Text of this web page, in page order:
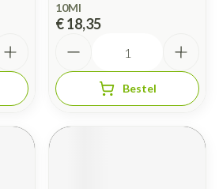
10Ml
€ 18,35
Bestel